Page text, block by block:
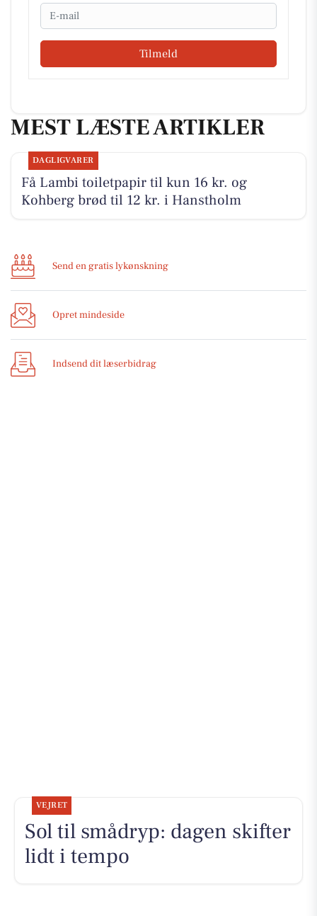
Email
Tilmeld
MEST LÆSTE ARTIKLER
DAGLIGVARER
Få Lambi toiletpapir til kun 16 kr. og
Kohberg brød til 12 kr. i Hanstholm
Send en gratis lykønskning
Opret mindeside
Indsend dit læserbidrag
VEJRET
Sol til smådryp: dagen skifter
lidt i tempo